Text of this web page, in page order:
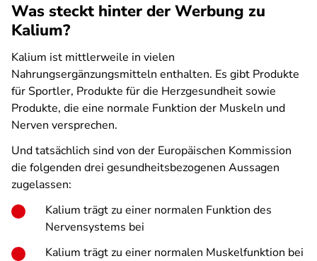
Was steckt hinter der Werbung zu
Kalium?
Kalium ist mittlerweile in vielen
Nahrungsergänzungsmitteln enthalten. Es gibt Produkte
für Sportler, Produkte für die Herzgesundheit sowie
Produkte, die eine normale Funktion der Muskeln und
Nerven versprechen.
Und tatsächlich sind von der Europäischen Kommission
die folgenden drei gesundheitsbezogenen Aussagen
zugelassen:
Kalium trägt zu einer normalen Funktion des
Nervensystems bei
Kalium trägt zu einer normalen Muskelfunktion bei